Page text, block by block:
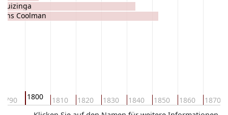
1790 1800 1810 1820 1830 1840 1850 1860 1870
Huizinga
Coolman